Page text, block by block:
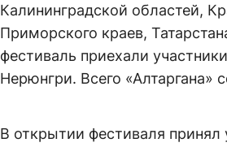
Калининградской областей,
Приморского краев,
фестиваль приехали
Нерюнгри. Всего «Алтаргана»
В открытии фестиваля принял